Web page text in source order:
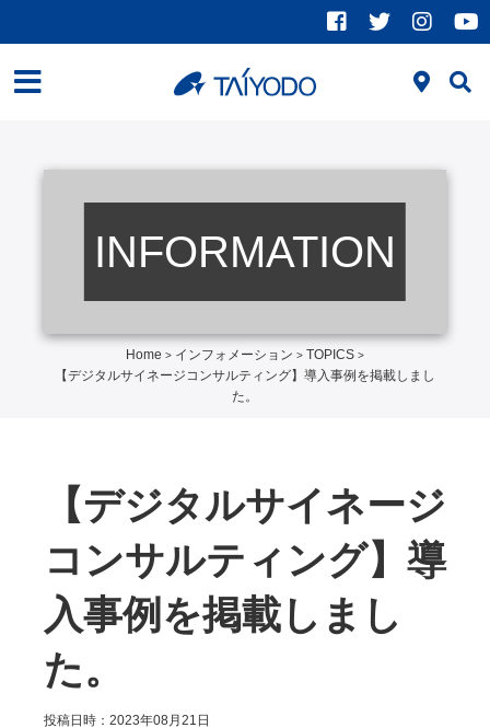
INFORMATION
Home > インフォメーション > TOPICS >
【デジタルサイネージコンサルティング】導入事例を掲載しまし
た。
【デジタルサイネージ
コンサルティング】導
入事例を掲載しまし
た。
投稿日時：2023年08月21日